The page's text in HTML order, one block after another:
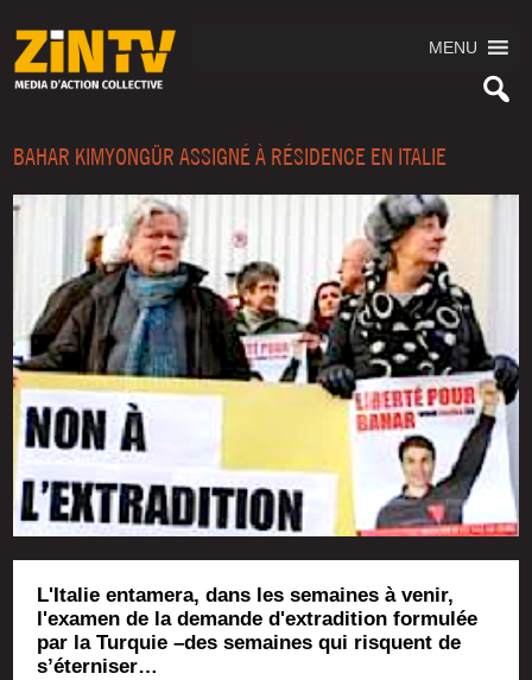
MENU
BAHAR KIMYONGÜR ASSIGNÉ À RÉSIDENCE EN ITALIE
L'Italie entamera, dans les semaines à venir,
l'examen de la demande d'extradition formulée
par la Turquie –des semaines qui risquent de
s’éterniser…